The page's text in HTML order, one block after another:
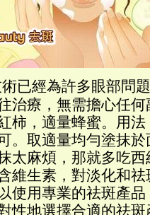
已經為許多眼部問
治療，無需擔心任
柿，適量蜂蜜。用
。取適量均勻塗抹
太麻煩，那就多吃
維生素，對淡化和
使用專業的祛斑產
性地選擇合適的祛